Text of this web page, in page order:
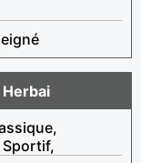
Sportif,